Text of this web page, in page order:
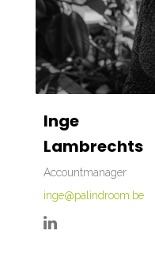
Inge
Lambrechts
Accountmanager
inge@palindroom.be